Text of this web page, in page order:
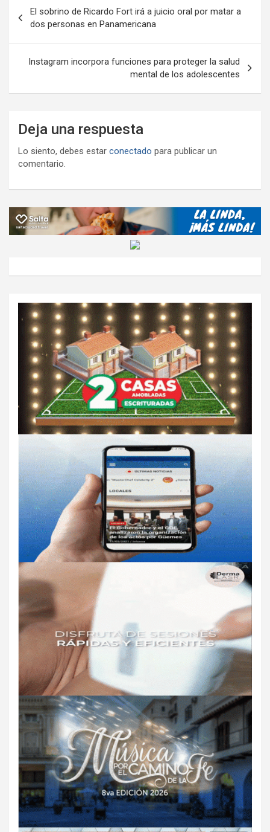
k
p
ail
tir
de
entradas
El sobrino de Ricardo Fort irá a juicio oral por matar a
dos personas en Panamericana
Instagram incorpora funciones para proteger la salud
mental de los adolescentes
Deja una respuesta
Lo siento, debes estar conectado para publicar un
comentario.